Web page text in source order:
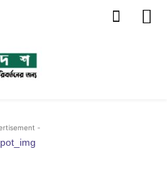
-